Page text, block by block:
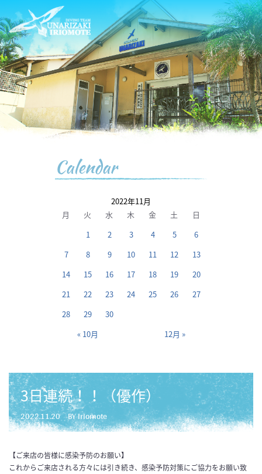
Calendar
2022年11月
月
火 水 木 金 土 日
« 10月 12月 »
1 2 3 4 5
6
7
8 9 10 11 12
13
14
15 16 17 18 19
20
21
22 23 24 25 26
27
28
29 30
3日連続！！（優作）
2022.11.20 BY iriomote
【ご来店の皆様に感染予防のお願い】
これからご来店される方々には引き続き、感染予防対策にご協力をお願い致